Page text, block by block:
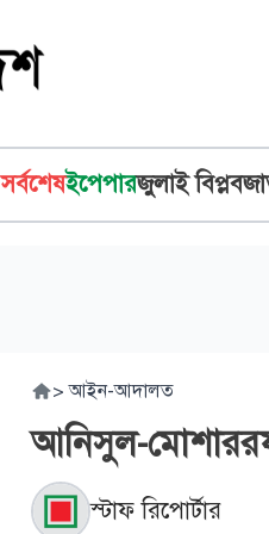
সর্বশেষইপেপারজুলাই বিপ্লব
> আইন-আদালত
আনিসুল-
স্টাফ রিপোর্টার